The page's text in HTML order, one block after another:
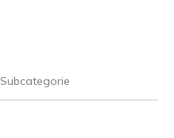
Subcategorie